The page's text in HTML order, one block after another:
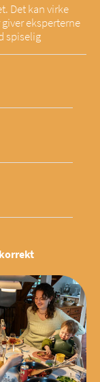
Det kan virke
eksperterne
spiselig